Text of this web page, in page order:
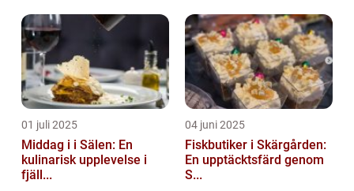
01 juli 2025
Middag i i Sälen: En
kulinarisk upplevelse i
fjäll...
04 juni 2025
Fiskbutiker i Skärgården:
En upptäcktsfärd genom
S...